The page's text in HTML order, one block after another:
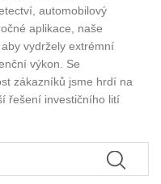
automobilový
aplikace, naše
vydržely extrémní
výkon. Se
zákazníků jsme hrdí na
řešení investičního lití